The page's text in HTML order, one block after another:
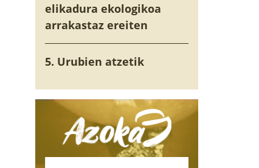
elikadura ekologikoa
arrakastaz ereiten
5. Urubien atzetik